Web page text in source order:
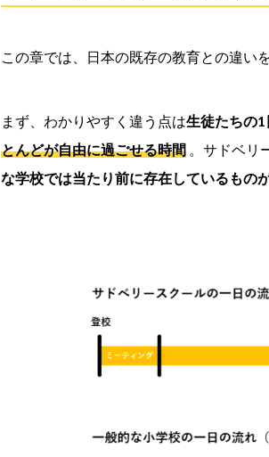
この章では、日本の既存の教育との違い
まず、わかりやすく違う点は生徒たちの
とんどが自由に過ごせる時間 。サドベリ
な学校では当たり前に存在しているもの